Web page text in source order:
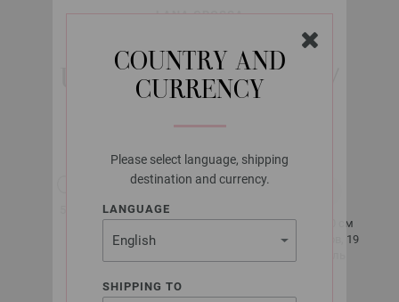
COUNTRY AND
CURRENCY
Please select language, shipping
destination and currency.
LANGUAGE
SHIPPING TO
LANA GROSSA
COOL WOOL BIG
UNI/MELANGE УНИ/
около 120 м
за 50 гр
10 x 10 см
26 рядов, 19